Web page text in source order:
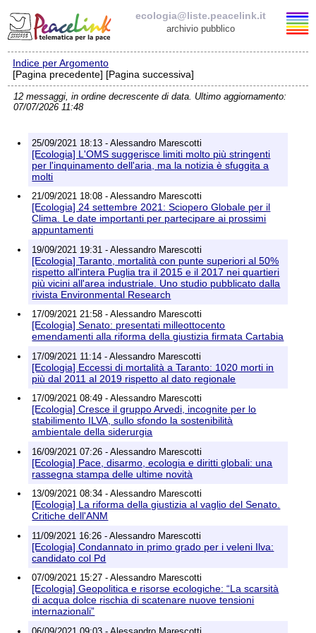
ecologia@liste.peacelink.it
archivio pubblico
Elenco delle liste
ecologia@liste.peacelink.it
Policy delle liste di PeaceLink
Informativa sulla privacy
Richieste di rimozione
Indice per Argomento
[Pagina precedente] [Pagina successiva]
12 messaggi, in ordine decrescente di data. Ultimo aggiornamento:
07/07/2026 11:48
25/09/2021 18:13 - Alessandro Marescotti
[Ecologia] L'OMS suggerisce limiti molto più stringenti
per l'inquinamento dell'aria, ma la notizia è sfuggita a
molti
21/09/2021 18:08 - Alessandro Marescotti
[Ecologia] 24 settembre 2021: Sciopero Globale per il
Clima. Le date importanti per partecipare ai prossimi
appuntamenti
19/09/2021 19:31 - Alessandro Marescotti
[Ecologia] Taranto, mortalità con punte superiori al 50%
rispetto all'intera Puglia tra il 2015 e il 2017 nei quartieri
più vicini all'area industriale. Uno studio pubblicato dalla
rivista Environmental Research
17/09/2021 21:58 - Alessandro Marescotti
[Ecologia] Senato: presentati milleottocento
emendamenti alla riforma della giustizia firmata Cartabia
17/09/2021 11:14 - Alessandro Marescotti
[Ecologia] Eccessi di mortalità a Taranto: 1020 morti in
più dal 2011 al 2019 rispetto al dato regionale
17/09/2021 08:49 - Alessandro Marescotti
[Ecologia] Cresce il gruppo Arvedi, incognite per lo
stabilimento ILVA, sullo sfondo la sostenibilità
ambientale della siderurgia
16/09/2021 07:26 - Alessandro Marescotti
[Ecologia] Pace, disarmo, ecologia e diritti globali: una
rassegna stampa delle ultime novità
13/09/2021 08:34 - Alessandro Marescotti
[Ecologia] La riforma della giustizia al vaglio del Senato.
Critiche dell'ANM
11/09/2021 16:26 - Alessandro Marescotti
[Ecologia] Condannato in primo grado per i veleni Ilva:
candidato col Pd
07/09/2021 15:27 - Alessandro Marescotti
[Ecologia] Geopolitica e risorse ecologiche: “La scarsità
di acqua dolce rischia di scatenare nuove tensioni
internazionali”